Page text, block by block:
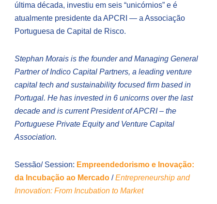
última década, investiu em seis “unicórnios” e é
atualmente presidente da APCRI — a Associação
Portuguesa de Capital de Risco.
Stephan Morais is the founder and Managing General
Partner of Indico Capital Partners, a leading venture
capital tech and sustainability focused firm based in
Portugal. He has invested in 6 unicorns over the last
decade and is current President of APCRI – the
Portuguese Private Equity and Venture Capital
Association.
Sessão/ Session: Empreendedorismo e Inovação:
da Incubação ao Mercado /Entrepreneurship and
Innovation: From Incubation to Market